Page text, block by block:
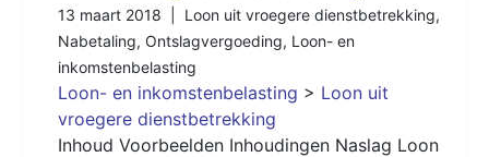
13 maart 2018 | Loon uit vroegere dienstbetrekking,
Nabetaling, Ontslagvergoeding, Loon- en
inkomstenbelasting
Loon- en inkomstenbelasting > Loon uit
vroegere dienstbetrekking
Inhoud Voorbeelden Inhoudingen Naslag Loon